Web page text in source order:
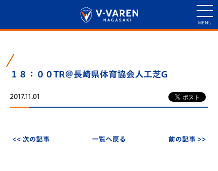
１８：００TR＠長崎県体育協会人工芝G
2017.11.01
<< 次の記事 一覧へ戻る 前の記事 >>